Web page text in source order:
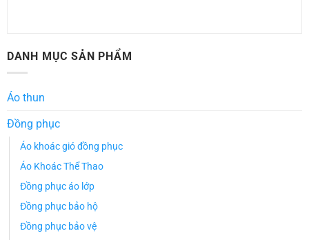
DANH MỤC SẢN PHẨM
Áo thun
Đồng phục
Áo khoác gió đồng phục
Áo Khoác Thể Thao
Đồng phục áo lớp
Đồng phục bảo hộ
Đồng phục bảo vệ